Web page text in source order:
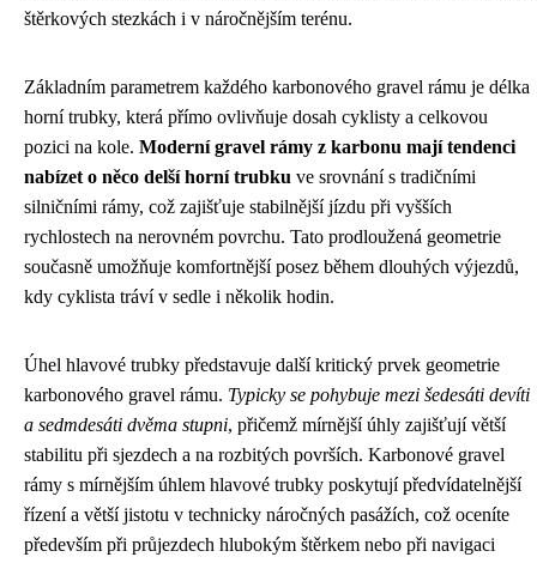
štěrkových stezkách i v náročnějším terénu.
Základním parametrem každého karbonového gravel rámu je délka
horní trubky, která přímo ovlivňuje dosah cyklisty a celkovou
pozici na kole. Moderní gravel rámy z karbonu mají tendenci
nabízet o něco delší horní trubku ve srovnání s tradičními
silničními rámy, což zajišťuje stabilnější jízdu při vyšších
rychlostech na nerovném povrchu. Tato prodloužená geometrie
současně umožňuje komfortnější posez během dlouhých výjezdů,
kdy cyklista tráví v sedle i několik hodin.
Úhel hlavové trubky představuje další kritický prvek geometrie
karbonového gravel rámu. Typicky se pohybuje mezi šedesáti devíti
a sedmdesáti dvěma stupni, přičemž mírnější úhly zajišťují větší
stabilitu při sjezdech a na rozbitých površích. Karbonové gravel
rámy s mírnějším úhlem hlavové trubky poskytují předvídatelnější
řízení a větší jistotu v technicky náročných pasážích, což oceníte
především při průjezdech hlubokým štěrkem nebo při navigaci